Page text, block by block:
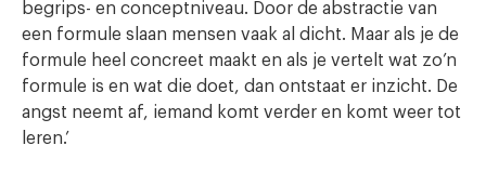
begrips- en conceptniveau. Door de abstractie van
een formule slaan mensen vaak al dicht. Maar als je de
formule heel concreet maakt en als je vertelt wat zo’n
formule is en wat die doet, dan ontstaat er inzicht. De
angst neemt af, iemand komt verder en komt weer tot
leren.’